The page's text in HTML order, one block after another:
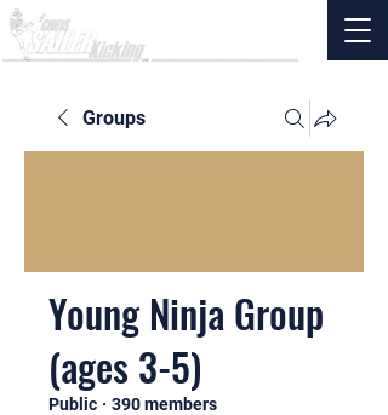
Groups
Young Ninja Group
(ages 3-5)
Public · 390 members